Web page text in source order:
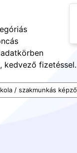
kedvező fizetéssel.
/ szakmunkás képző